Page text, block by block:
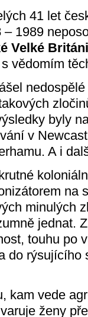
41 let
– 1989
Velké
vědomím
byly
v
A i
na
minulých
jednat.
touhu po
do rýsujícího
kam vede
varuje ženy